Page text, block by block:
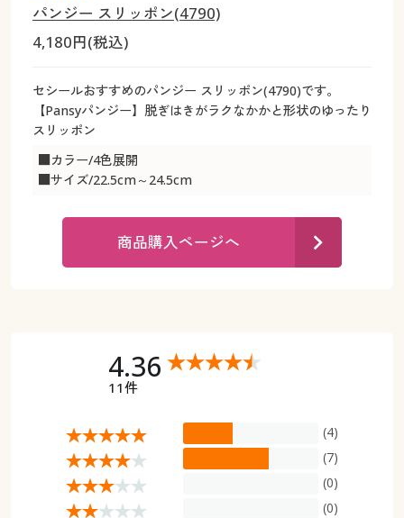
大きいサイズ レディース下着
大きいサイズ メンズ
大きいサイズ 事務・制服
シークレットセール
商品カテゴリ一覧
カタログ・チラシからのご注文
デジタルカタログ
カタログ無料プレゼント
会員メニュー
サポート
ご利用ガイド
カタログ
デジタルカタログ
カタログ無料プレゼント
ご利用ガイド
よくある質問とお問い合わせ
パンジー スリッポン(4790)
4,180円(税込)
セシールおすすめのパンジー スリッポン(4790)です。
【Pansyパンジー】脱ぎはきがラクなかかと形状のゆったり
スリッポン
■カラー/4色展開
■サイズ/22.5cm～24.5cm
商品購入ページへ
4.36
11件
(4)
(7)
(0)
(0)